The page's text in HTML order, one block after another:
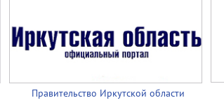
Правительство Иркутской области